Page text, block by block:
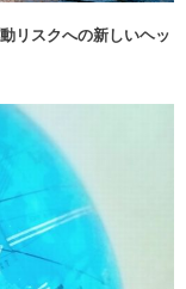
リスクへの新しいヘッ